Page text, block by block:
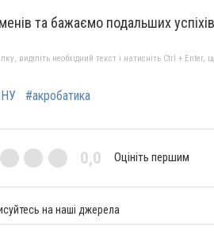
та бажаємо подальших
виділіть необхідний текст і натисніть Ctrl + Enter,
#акробатика
0,0 Оцініть першим
на наші джерела